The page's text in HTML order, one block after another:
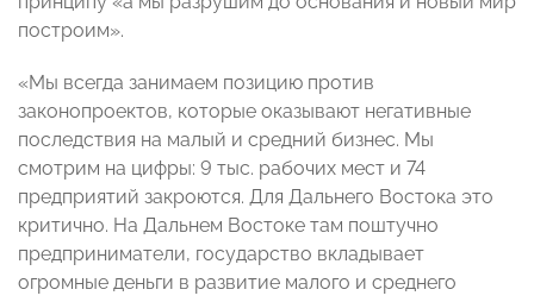
построим».
«Мы всегда занимаем позицию против
законопроектов, которые оказывают негативные
последствия на малый и средний бизнес. Мы
смотрим на цифры: 9 тыс. рабочих мест и 74
предприятий закроются. Для Дальнего Востока это
критично. На Дальнем Востоке там поштучно
предприниматели, государство вкладывает
огромные деньги в развитие малого и среднего